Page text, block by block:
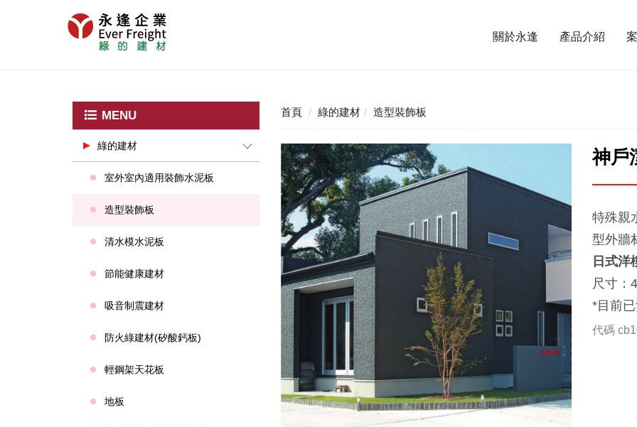
關於永逢 產品介紹
MENU
綠的建材
室外室內適用裝飾水泥板
造型裝飾板
清水模水泥板
節能健康建材
吸音制震建材
防火綠建材(矽酸鈣板)
輕鋼架天花板
地板
首頁 綠的建材 造型裝飾板
神戶
特殊親
型外牆
日式洋
尺寸：
*目前
代碼